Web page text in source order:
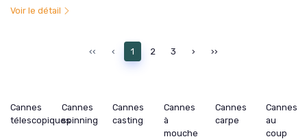
Voir le détail
‹‹ ‹ 1 2 3 › ››
Cannes
télescopiques
Cannes
spinning
Cannes
casting
Cannes
à
mouche
Cannes
carpe
Cannes
au
coup